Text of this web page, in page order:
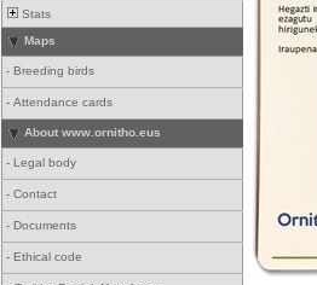
Stats
Maps
- Breeding birds
- Attendance cards
About www.ornitho.eus
- Legal body
- Contact
- Documents
- Ethical code